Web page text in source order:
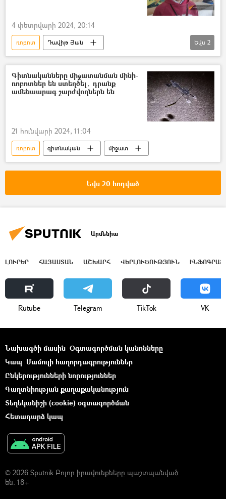
4 փետրվարի 2024, 20:14
ռոբոտ
Դավիթ Յան
արհեստական բանականություն
աշխատող
Եվս 2
Գիտնականները միջատանման մինի-
ռոբոտներ են ստեղծել․ դրանք
ամենաարագ շարժվողներն են
21 հունվարի 2024, 11:04
ռոբոտ գիտնական միջատ
Եվս 20 հոդված
Արմենիա
ԼՈՒՐԵՐ ՀԱՅԱՍՏԱՆ ԱՇԽԱՐՀ ՎԵՐԼՈՒԾՈՒԹՅՈՒՆ
Rutube Telegram ТikТоk VK
Նախագծի մասին Օգտագործման կանոնները
Կապ Մամուլի հաղորդագրություններ
Ընկերությունների նորություններ
Գաղտնիության քաղաքականություն
Տեղեկանիշի (cookie) օգտագործման
Հետադարձ կապ
© 2026 Sputnik Բոլոր իրավունքները պաշտպանված
են. 18+